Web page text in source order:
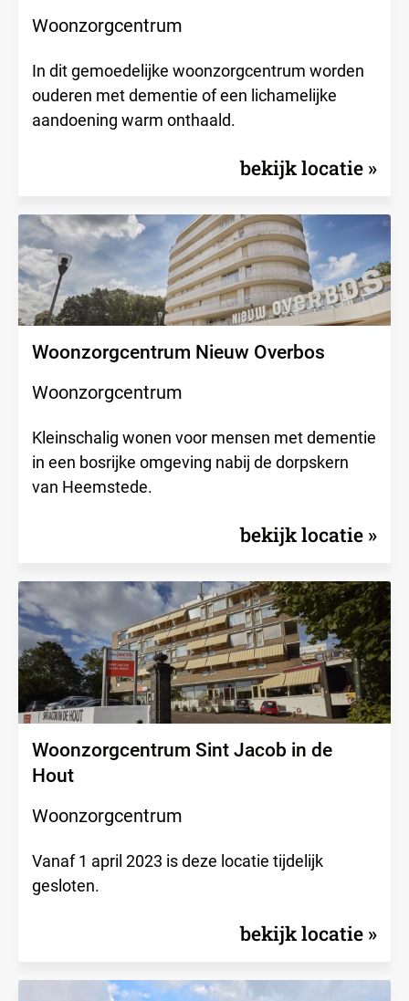
Woonzorgcentrum
In dit gemoedelijke woonzorgcentrum worden
ouderen met dementie of een lichamelijke
aandoening warm onthaald.
bekijk locatie
Woonzorgcentrum Nieuw Overbos
Woonzorgcentrum
Kleinschalig wonen voor mensen met dementie
in een bosrijke omgeving nabij de dorpskern
van Heemstede.
bekijk locatie
Woonzorgcentrum Sint Jacob in de
Hout
Woonzorgcentrum
Vanaf 1 april 2023 is deze locatie tijdelijk
gesloten.
bekijk locatie